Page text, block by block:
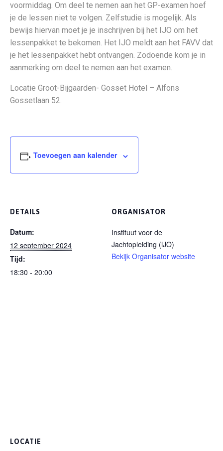
voormiddag. Om deel te nemen aan het GP-examen hoef
je de lessen niet te volgen. Zelfstudie is mogelijk. Als
bewijs hiervan moet je je inschrijven bij het IJO om het
lessenpakket te bekomen. Het IJO meldt aan het FAVV dat
je het lessenpakket hebt ontvangen. Zodoende kom je in
aanmerking om deel te nemen aan het examen.
Locatie Groot-Bijgaarden- Gosset Hotel – Alfons
Gossetlaan 52.
Toevoegen aan kalender
DETAILS
Datum:
12 september 2024
Tijd:
18:30 - 20:00
ORGANISATOR
Instituut voor de
Jachtopleiding (IJO)
Bekijk Organisator website
LOCATIE